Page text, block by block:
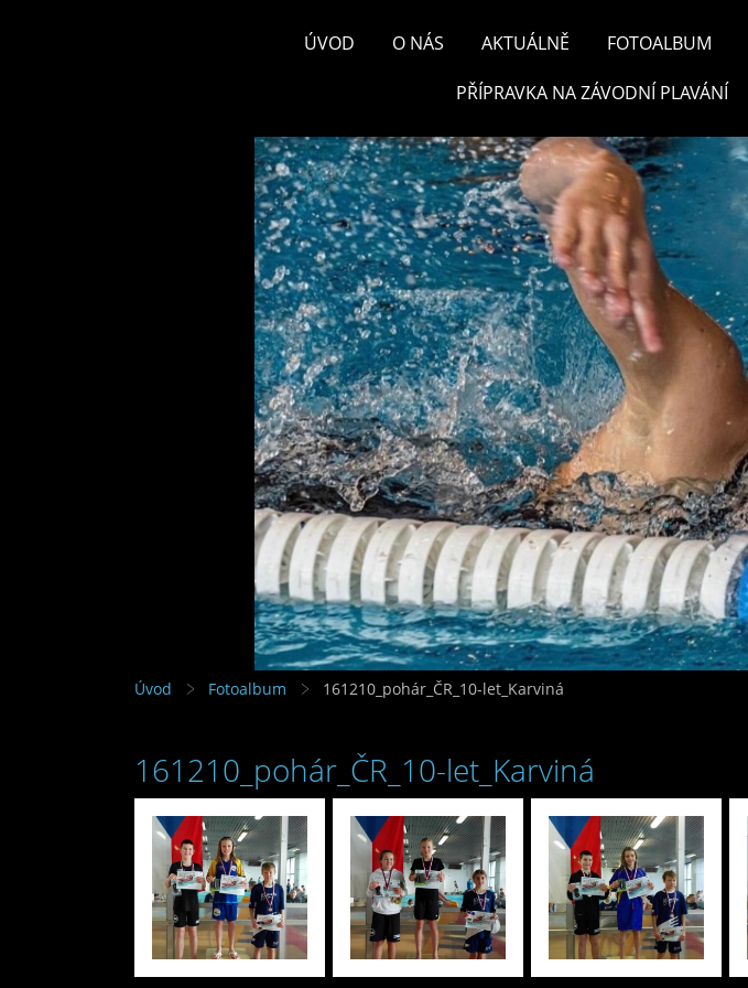
ÚVOD O NÁS AKTUÁLNĚ FOTOALBUM
PŘÍPRAVKA NA ZÁVODNÍ PLAVÁNÍ
Úvod Fotoalbum 161210_pohár_ČR_10-let_Karviná
161210_pohár_ČR_10-let_Karviná